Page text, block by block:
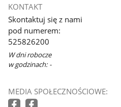
się
w
nowym
oknie
KONTAKT
Skontaktuj się z nami
pod numerem:
525826200
W dni robocze
w godzinach: -
MEDIA SPOŁECZNOŚCIOWE: